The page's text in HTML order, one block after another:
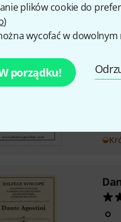
plików cookie do
)
wycofać w
porządku!